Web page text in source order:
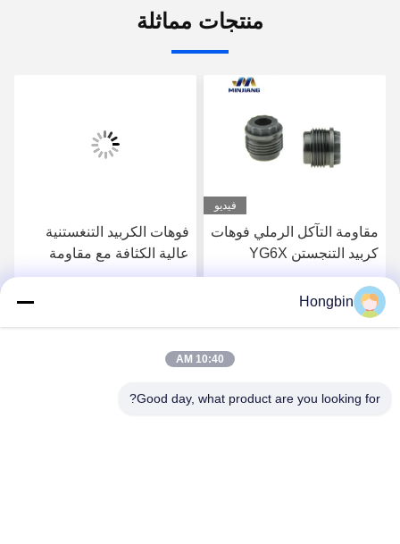
منتجات مماثلة
فيديو
مقاومة التآكل الرملي فوهات
كربيد التنجستن YG6X
فوهات الكربيد التنغستنية
عالية الكثافة مع مقاومة
ارتداء عالية وتأثيرات عالية
Hongbin
10:40 AM
Good day, what product are you looking for?